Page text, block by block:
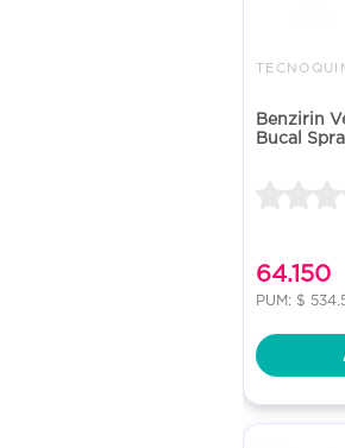
Benzirin
Bucal
64.150
PUM: $